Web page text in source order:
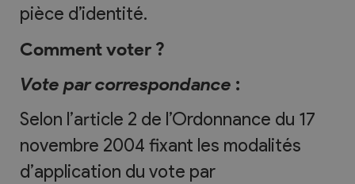
pièce d’identité.
Comment voter ?
Vote par correspondance :
Selon l’article 2 de l’Ordonnance du 17
novembre 2004 fixant les modalités
d’application du vote par